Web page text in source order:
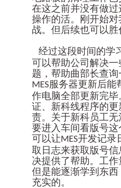
在这之前并没有做
操作的活。刚开始
战。但后续也可以胜
经过这段时间的学
可以帮助公司解决
题，帮助曲部长查询
MES服务器更新后能
作电脑全部更新完
证、新科线程序的更
责。关于新科员工
要进入车间看版号这
可以让 MES开发记录
取日志来获取版号
决提供了帮助。工作
但是能逐渐学到东
充实的。